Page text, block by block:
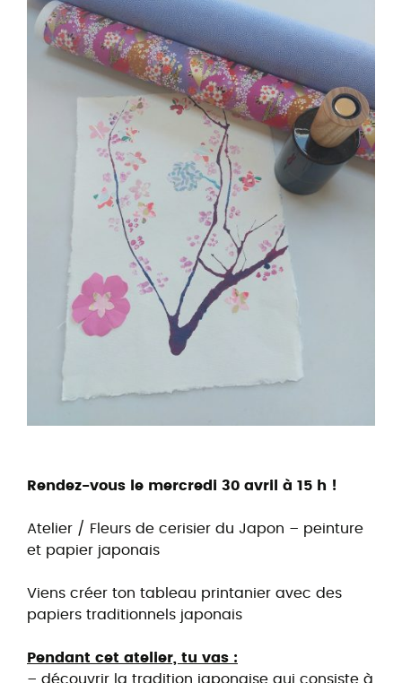
Rendez-vous le mercredi 30 avril à 15 h !
Atelier / Fleurs de cerisier du Japon – peinture
et papier japonais
Viens créer ton tableau printanier avec des
papiers traditionnels japonais
Pendant cet atelier, tu vas :
– découvrir la tradition japonaise qui consiste à